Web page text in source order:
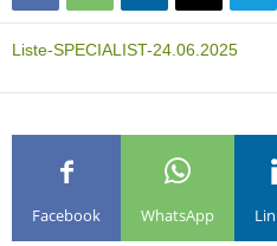
Liste-SPECIALIST-24.06.2025
Facebook WhatsApp